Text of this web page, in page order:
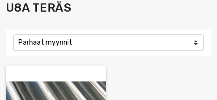
U8A TERÄS
Parhaat myynnit